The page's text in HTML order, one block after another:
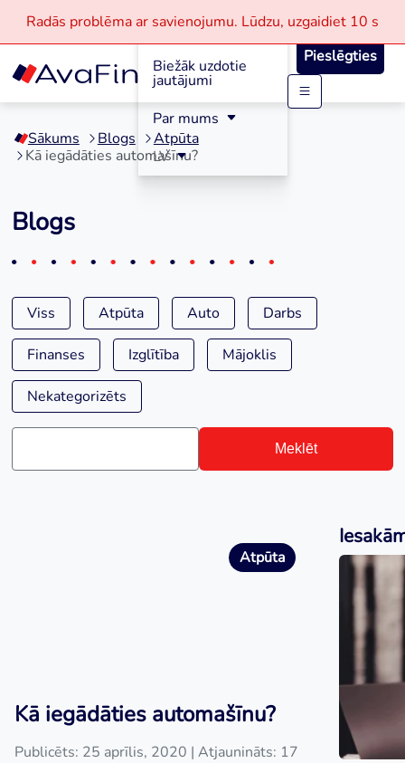
Skip
content
Radās problēma ar savienojumu. Lūdzu, uzgaidiet 10 s
Reģistrācija
Biežāk uzdotie
jautājumi
Par mums
LV
Pieslēgties
Sākums Blogs
Atpūta
Kā iegādāties automašīnu?
Blogs
Viss Atpūta Auto Darbs
Finanses Izglītība Mājoklis
Nekategorizēts
Meklēt
Atpūta
Kā iegādāties automašīnu?
Publicēts: 25 aprīlis, 2020 | Atjaunināts: 17